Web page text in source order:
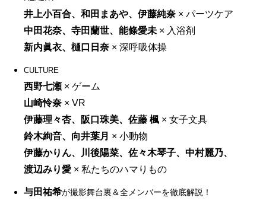
井上小百合、和田まあや、伊藤純奈 × パーツケア
中田花奈、寺田蘭世、能條愛未 × 入浴剤
新内眞衣、樋口日奈 × 深呼吸体操
CULTURE
西野七瀬 × ゲーム
山崎怜奈 × VR
伊藤理々杏、阪口珠美、佐藤 楓 × 女子文具
鈴木絢音、向井葉月 × 小動物
伊藤かりん、川後陽菜、佐々木琴子、中村麗乃、
渡辺みり愛 × 私たちのハマりもの
与田祐希が撮影舞台裏＆全メンバーを徹底解説！